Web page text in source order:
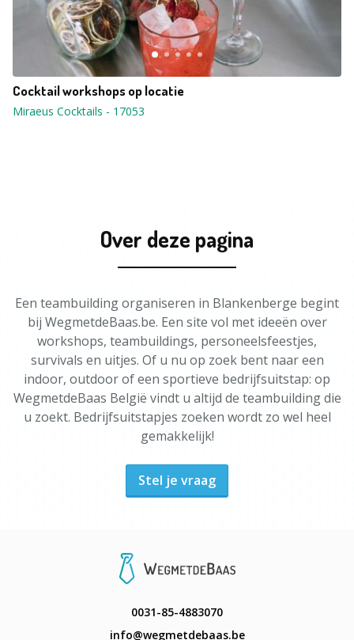
Cocktail workshops op locatie
Miraeus Cocktails - 17053
Over deze pagina
Een teambuilding organiseren in Blankenberge begint
bij WegmetdeBaas.be. Een site vol met ideeën over
workshops, teambuildings, personeelsfeestjes,
survivals en uitjes. Of u nu op zoek bent naar een
indoor, outdoor of een sportieve bedrijfsuitstap: op
WegmetdeBaas België vindt u altijd de teambuilding die
u zoekt. Bedrijfsuitstapjes zoeken wordt zo wel heel
gemakkelijk!
Stel je vraag
0031-85-4883070
info@wegmetdebaas.be